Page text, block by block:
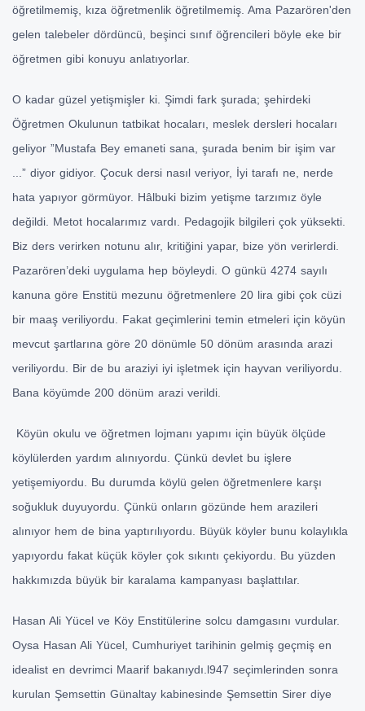
öğretilmemiş, kıza öğretmenlik öğretilmemiş. Ama Pazarören'den
gelen talebeler dördüncü, beşinci sınıf öğrencileri böyle eke bir
öğretmen gibi konuyu anlatıyorlar.
O kadar güzel yetişmişler ki. Şimdi fark şurada; şehirdeki
Öğretmen Okulunun tatbikat hocaları, meslek dersleri hocaları
geliyor ”Mustafa Bey emaneti sana, şurada benim bir işim var
...” diyor gidiyor. Çocuk dersi nasıl veriyor, İyi tarafı ne, nerde
hata yapıyor görmüyor. Hâlbuki bizim yetişme tarzımız öyle
değildi. Metot hocalarımız vardı. Pedagojik bilgileri çok yüksekti.
Biz ders verirken notunu alır, kritiğini yapar, bize yön verirlerdi.
Pazarören’deki uygulama hep böyleydi. O günkü 4274 sayılı
kanuna göre Enstitü mezunu öğretmenlere 20 lira gibi çok cüzi
bir maaş veriliyordu. Fakat geçimlerini temin etmeleri için köyün
mevcut şartlarına göre 20 dönümle 50 dönüm arasında arazi
veriliyordu. Bir de bu araziyi iyi işletmek için hayvan veriliyordu.
Bana köyümde 200 dönüm arazi verildi.
Köyün okulu ve öğretmen lojmanı yapımı için büyük ölçüde
köylülerden yardım alınıyordu. Çünkü devlet bu işlere
yetişemiyordu. Bu durumda köylü gelen öğretmenlere karşı
soğukluk duyuyordu. Çünkü onların gözünde hem arazileri
alınıyor hem de bina yaptırılıyordu. Büyük köyler bunu kolaylıkla
yapıyordu fakat küçük köyler çok sıkıntı çekiyordu. Bu yüzden
hakkımızda büyük bir karalama kampanyası başlattılar.
Hasan Ali Yücel ve Köy Enstitülerine solcu damgasını vurdular.
Oysa Hasan Ali Yücel, Cumhuriyet tarihinin gelmiş geçmiş en
idealist en devrimci Maarif bakanıydı.l947 seçimlerinden sonra
kurulan Şemsettin Günaltay kabinesinde Şemsettin Sirer diye